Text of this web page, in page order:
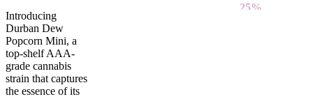
25%
Introducing
Durban Dew
Popcorn Mini, a
top-shelf AAA-
grade cannabis
strain that captures
the essence of its